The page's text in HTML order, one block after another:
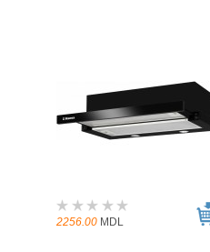
2256.00 MDL